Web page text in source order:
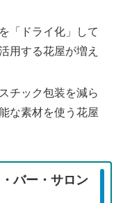
「ドライ化」して
用する花屋が増え
チック包装を減ら
な素材を使う花屋
バー・サロン